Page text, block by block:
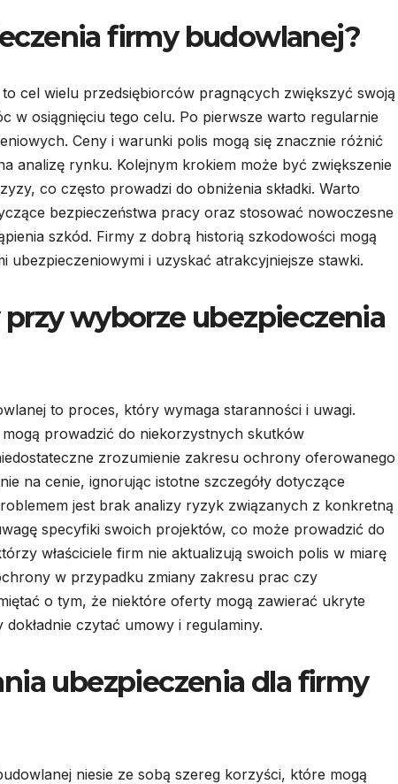
firmy budowlanej?
cel wielu przedsiębiorców pragnących zwiększyć swoją
w osiągnięciu tego celu. Po pierwsze warto regularnie
Ceny i warunki polis mogą się znacznie różnić
analizę rynku. Kolejnym krokiem może być zwiększenie
co często prowadzi do obniżenia składki. Warto
bezpieczeństwa pracy oraz stosować nowoczesne
szkód. Firmy z dobrą historią szkodowości mogą
i uzyskać atrakcyjniejsze stawki.
przy wyborze ubezpieczenia
to proces, który wymaga staranności i uwagi.
mogą prowadzić do niekorzystnych skutków
zrozumienie zakresu ochrony oferowanego
na cenie, ignorując istotne szczegóły dotyczące
jest brak analizy ryzyk związanych z konkretną
specyfiki swoich projektów, co może prowadzić do
właściciele firm nie aktualizują swoich polis w miarę
w przypadku zmiany zakresu prac czy
o tym, że niektóre oferty mogą zawierać ukryte
czytać umowy i regulaminy.
ubezpieczenia dla firmy
niesie ze sobą szereg korzyści, które mogą